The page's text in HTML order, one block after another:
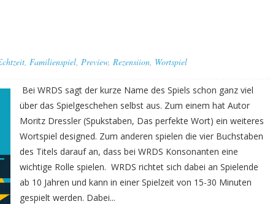
, Familienspiel, Preview, Rezensiion, Wortspiel
Bei WRDS sagt der kurze Name des Spiels schon ganz viel
über das Spielgeschehen selbst aus. Zum einem hat Autor
Moritz Dressler (Spukstaben, Das perfekte Wort) ein weiteres
Wortspiel designed. Zum anderen spielen die vier Buchstaben
des Titels darauf an, dass bei WRDS Konsonanten eine
wichtige Rolle spielen. WRDS richtet sich dabei an Spielende
ab 10 Jahren und kann in einer Spielzeit von 15-30 Minuten
gespielt werden. Dabei...